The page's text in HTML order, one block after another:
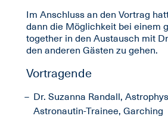
Im Anschluss an den Vortrag
dann die Möglichkeit bei einem
together in den Austausch mit
den anderen Gästen zu gehen.
Vortragende
Dr. Suzanna Randall,
Astronautin-Trainee, Garching